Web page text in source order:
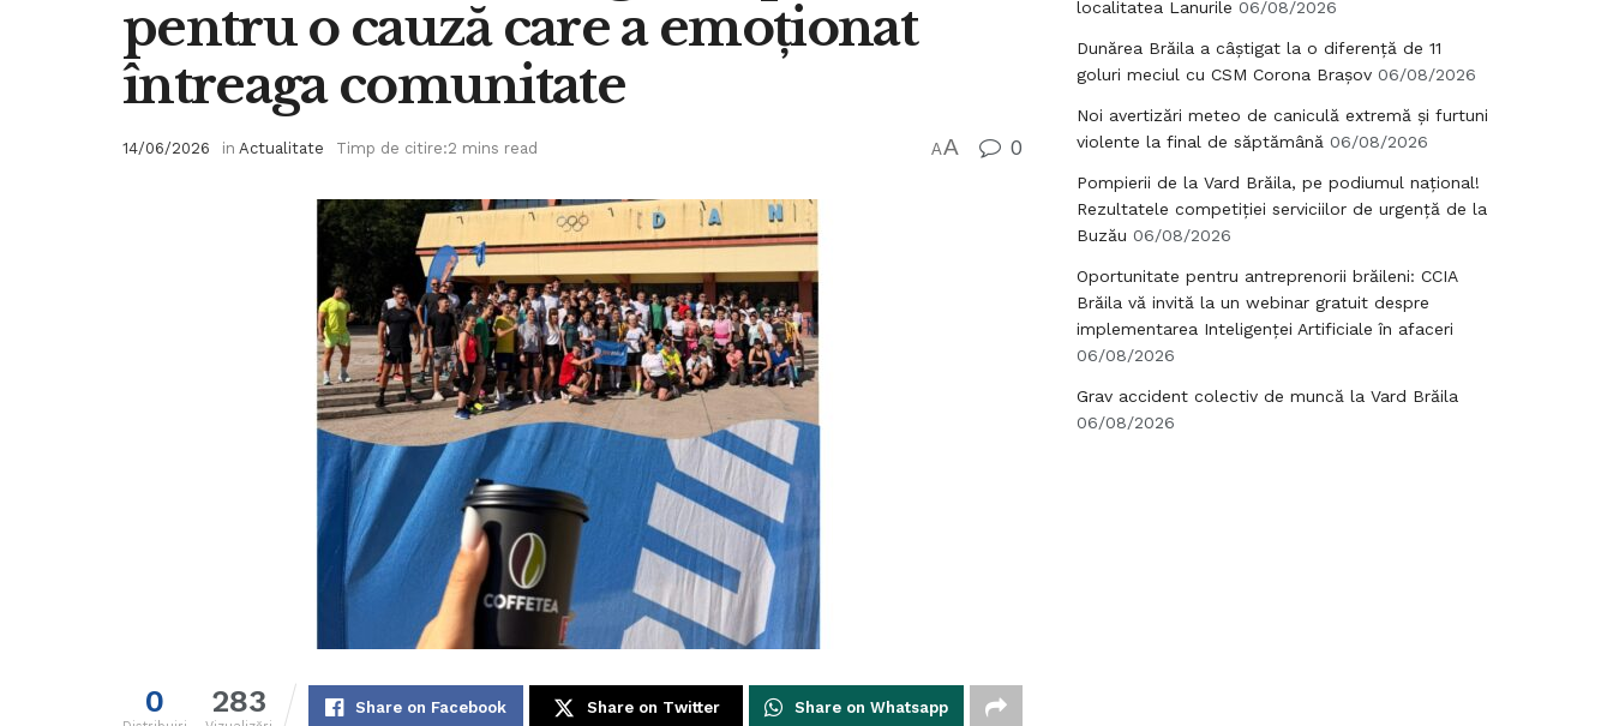
pentru o cauză care a emoționat
întreaga comunitate
14/06/2026 in Actualitate Timp de citire:2 mins read AA 0
0 283 Share on Facebook Share on Twitter Share on Whatsapp
localitatea Lanurile 06/08/2026
Dunărea Brăila a câștigat la o diferență de 11
goluri meciul cu CSM Corona Brașov 06/08/2026
Noi avertizări meteo de caniculă extremă și furtuni
violente la final de săptămână 06/08/2026
Pompierii de la Vard Brăila, pe podiumul național!
Rezultatele competiției serviciilor de urgență de la
Buzău 06/08/2026
Oportunitate pentru antreprenorii brăileni: CCIA
Brăila vă invită la un webinar gratuit despre
implementarea Inteligenței Artificiale în afaceri
06/08/2026
Grav accident colectiv de muncă la Vard Brăila
06/08/2026